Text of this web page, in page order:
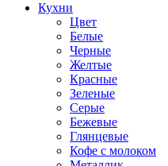
Кухни
Цвет
Белые
Черные
Желтые
Красные
Зеленые
Серые
Бежевые
Глянцевые
Кофе с молоком